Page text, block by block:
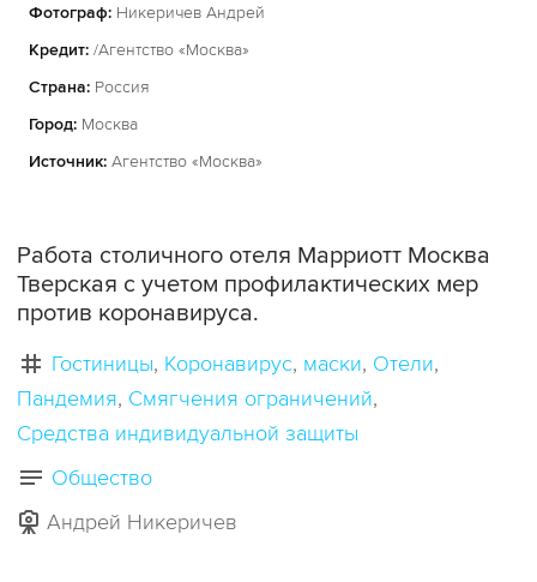
Фотограф: Никеричев Андрей
Кредит: /Агентство «Москва»
Страна: Россия
Город: Москва
Источник: Агентство «Москва»
Работа столичного отеля Марриотт Москва
Тверская с учетом профилактических мер
против коронавируса.
Гостиницы Коронавирус маски Отели
Пандемия Смягчения ограничений
Средства индивидуальной защиты
Общество
Андрей Никеричев